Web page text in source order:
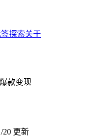
探索关于
款变现
20 更新